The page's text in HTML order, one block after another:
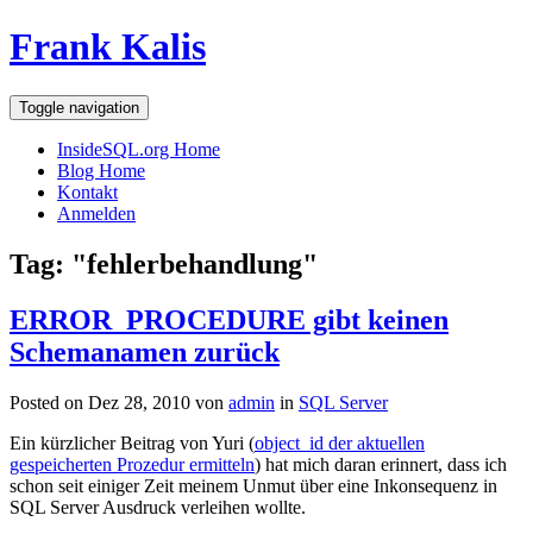
Frank Kalis
Toggle navigation
InsideSQL.org Home
Blog Home
Kontakt
Anmelden
Tag: "fehlerbehandlung"
ERROR_PROCEDURE gibt keinen
Schemanamen zurück
Posted on Dez 28, 2010 von admin in SQL Server
Ein kürzlicher Beitrag von Yuri (object_id der aktuellen
gespeicherten Prozedur ermitteln) hat mich daran erinnert, dass ich
schon seit einiger Zeit meinem Unmut über eine Inkonsequenz in
SQL Server Ausdruck verleihen wollte.